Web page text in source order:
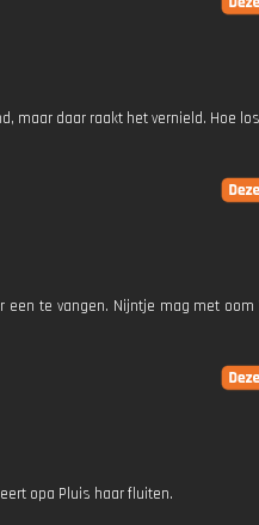
maar daar raakt het vernield. Hoe
te vangen. Nijntje mag met
opa Pluis haar fluiten.